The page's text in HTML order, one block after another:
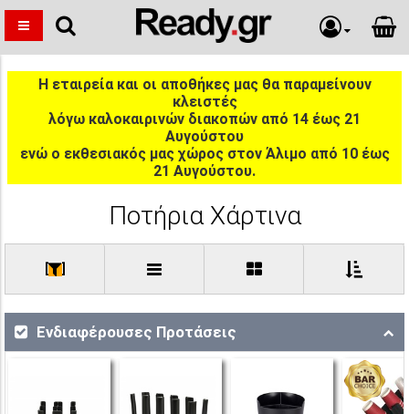
Η εταιρεία και οι αποθήκες μας θα παραμείνουν
κλειστές
λόγω καλοκαιρινών διακοπών από 14 έως 21
Αυγούστου
ενώ ο εκθεσιακός μας χώρος στον Άλιμο από 10 έως
21 Αυγούστου.
Ποτήρια Χάρτινα
[ ]
Ενδιαφέρουσες Προτάσεις